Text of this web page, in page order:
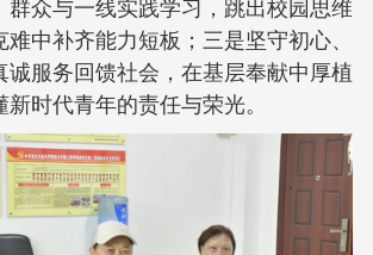
中补齐能力短板；三是坚守初心、
诚服务回馈社会，在基层奉献中厚植
时代青年的责任与荣光。